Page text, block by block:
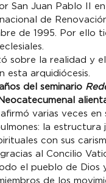
San Juan Pablo II
de
de 1995. Por ello
sobre la realidad y
esta arquidiócesis.
del seminario
varias veces en
la
con sus
al Concilio
el pueblo de
de los